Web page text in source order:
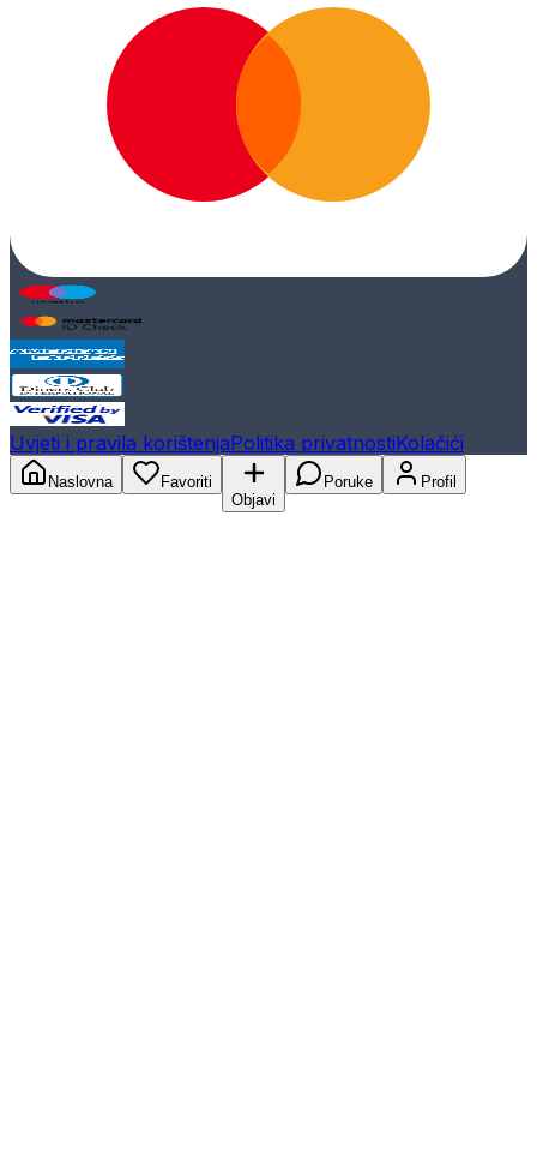
Uvjeti i pravila korištenjaPolitika privatnostiKolačići
Naslovna
Favoriti
Objavi
Poruke Profil